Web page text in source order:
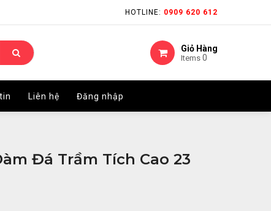
HOTLINE: 0909 620 612
Giỏ Hàng
Items 0
Liên hệ Đăng nhập
HOTLINE: 0909 620 612
Giỏ Hàng
Items 0
Liên hệ Đăng nhập
Đá Trầm Tích Cao 23